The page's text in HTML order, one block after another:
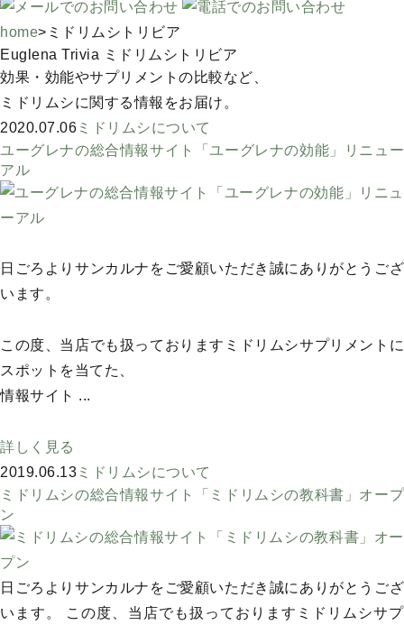
home> ミドリムシトリビア
Euglena Trivia ミドリムシトリビア
効果・効能やサプリメントの比較など、
ミドリムシに関する情報をお届け。
2020.07.06 ミドリムシについて
ユーグレナの総合情報サイト「ユーグレナの効能」リニュー
アル
日ごろよりサンカルナをご愛顧いただき誠にありがとうござ
います。
この度、当店でも扱っておりますミドリムシサプリメントに
スポットを当てた、
情報サイト ...
詳しく見る
2019.06.13 ミドリムシについて
ミドリムシの総合情報サイト「ミドリムシの教科書」オープ
ン
日ごろよりサンカルナをご愛顧いただき誠にありがとうござ
います。 この度、当店でも扱っておりますミドリムシサプ